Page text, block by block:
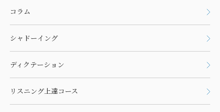
コラム
シャドーイング
ディクテーション
リスニング上達コース